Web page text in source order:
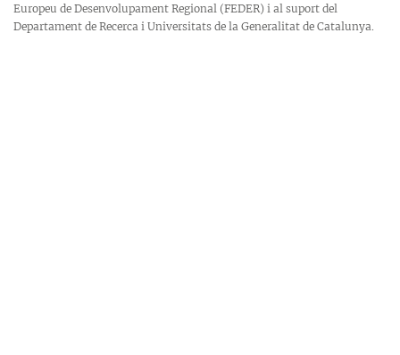
Europeu de Desenvolupament Regional (FEDER) i al suport del
Departament de Recerca i Universitats de la Generalitat de Catalunya.